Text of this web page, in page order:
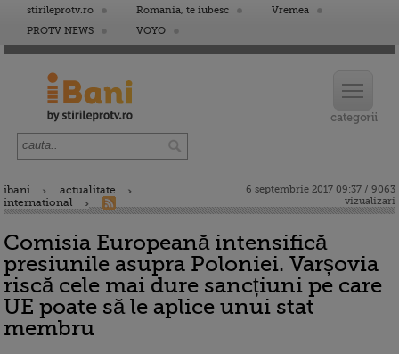
stirileprotv.ro Romania, te iubesc
Vremea
PROTV NEWS
VOYO
ibani
actualitate
international
6 septembrie 2017 09:37 / 9063
vizualizari
Comisia Europeană intensifică
presiunile asupra Poloniei. Varșovia
riscă cele mai dure sancțiuni pe care
UE poate să le aplice unui stat
membru